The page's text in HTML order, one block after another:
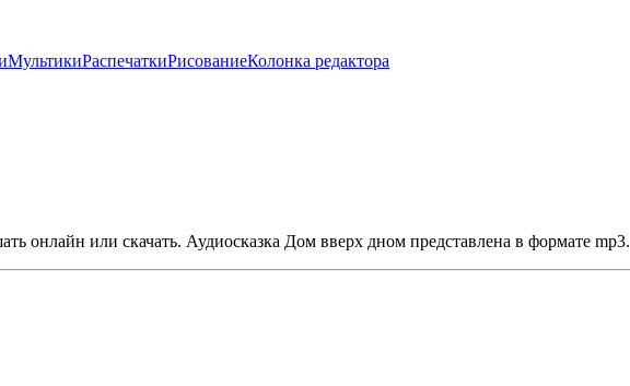
МультикиРаспечаткиРисованиеКолонка редактора
или скачать. Аудиосказка Дом вверх дном представлена в формате mp3.